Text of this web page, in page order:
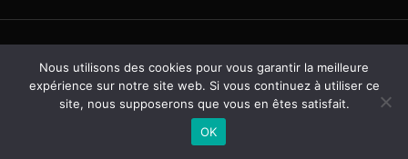
Powered by the agency made & archi
Nous utilisons des cookies pour vous garantir la meilleure
expérience sur notre site web. Si vous continuez à utiliser ce
site, nous supposerons que vous en êtes satisfait.
OK